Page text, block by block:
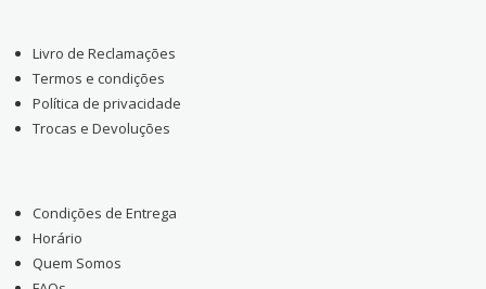
Livro de Reclamações
Termos e condições
Política de privacidade
Trocas e Devoluções
Condições de Entrega
Horário
Quem Somos